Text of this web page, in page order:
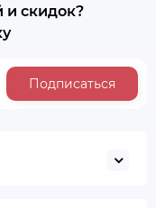
и скидок?
Подписаться